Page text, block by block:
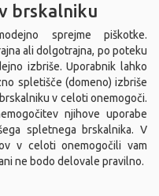
brskalniku
sprejme piškotke.
ali dolgotrajna, po poteku
izbriše. Uporabnik lahko
spletišče (domeno) izbriše
v celoti onemogoči.
njihove uporabe
spletnega brskalnika. V
v celoti onemogočili vam
ne bodo delovale pravilno.